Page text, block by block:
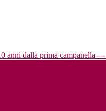
anni dalla prima campanella----